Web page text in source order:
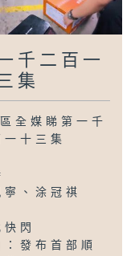
千二百一
集
全媒睇第一千
一十三集
寧、涂冠祺
閃
：發布首部順